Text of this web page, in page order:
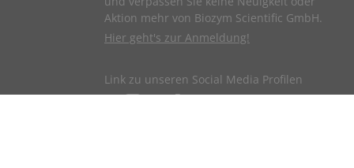
Aktion mehr von Biozym Scientific GmbH.
Hier geht's zur Anmeldung!
Link zu unseren Social Media Profilen